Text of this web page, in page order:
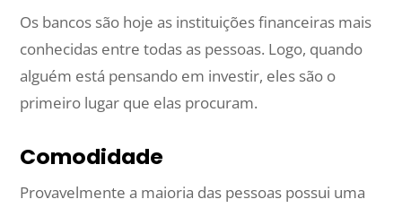
Os bancos são hoje as instituições financeiras mais
conhecidas entre todas as pessoas. Logo, quando
alguém está pensando em investir, eles são o
primeiro lugar que elas procuram.
Comodidade
Provavelmente a maioria das pessoas possui uma